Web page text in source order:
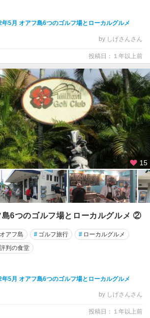
年5月 オアフ島6つのゴルフ場とローカルグルメ
by しげさんさん
投稿日：１年以上前
15
6つのゴルフ場とローカルグルメ ②
オアフ島 # ゴルフ旅行 # ローカルグルメ
判の食堂
年5月 オアフ島6つのゴルフ場とローカルグルメ
by しげさんさん
投稿日：１年以上前